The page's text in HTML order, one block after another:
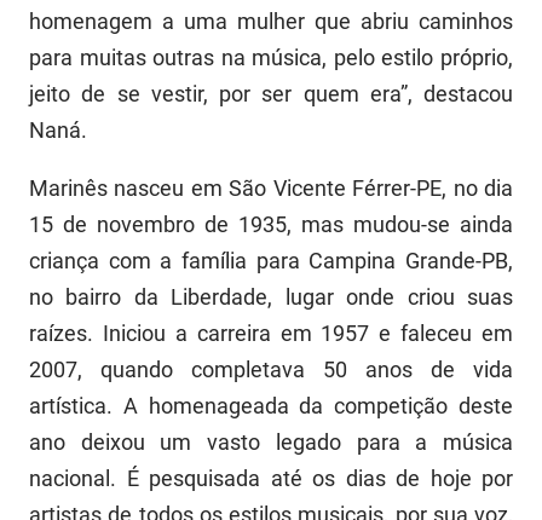
SUDEMA
UEPB
homenagem a uma mulher que abriu caminhos
para muitas outras na música, pelo estilo próprio,
jeito de se vestir, por ser quem era”, destacou
Naná.
Marinês nasceu em São Vicente Férrer-PE, no dia
15 de novembro de 1935, mas mudou-se ainda
criança com a família para Campina Grande-PB,
no bairro da Liberdade, lugar onde criou suas
raízes. Iniciou a carreira em 1957 e faleceu em
2007, quando completava 50 anos de vida
artística. A homenageada da competição deste
ano deixou um vasto legado para a música
nacional. É pesquisada até os dias de hoje por
artistas de todos os estilos musicais, por sua voz,